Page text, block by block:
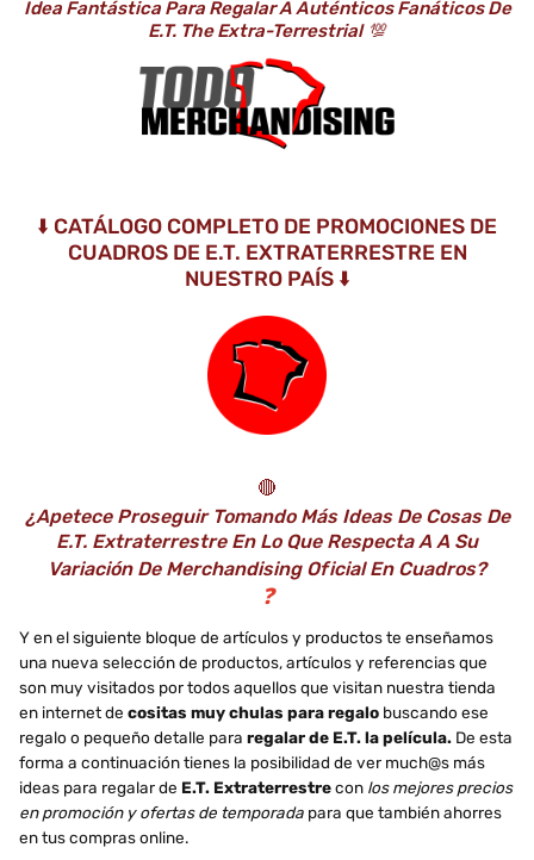
Idea Fantástica Para Regalar A Auténticos Fanáticos De
E.T. The Extra-Terrestrial 💯
⬇️ CATÁLOGO COMPLETO DE PROMOCIONES DE
CUADROS DE E.T. EXTRATERRESTRE EN
NUESTRO PAÍS ⬇️
🔴
¿Apetece Proseguir Tomando Más Ideas De Cosas De
E.T. Extraterrestre En Lo Que Respecta A A Su
Variación De Merchandising Oficial En Cuadros?
❓
Y en el siguiente bloque de artículos y productos te enseñamos
una nueva selección de productos, artículos y referencias que
son muy visitados por todos aquellos que visitan nuestra tienda
en internet de cositas muy chulas para regalo buscando ese
regalo o pequeño detalle para regalar de E.T. la película. De esta
forma a continuación tienes la posibilidad de ver much@s más
ideas para regalar de E.T. Extraterrestrecon los mejores precios
en promoción y ofertas de temporada para que también ahorres
en tus compras online.